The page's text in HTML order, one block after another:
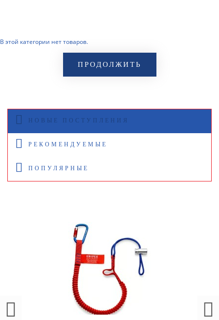
В этой категории нет товаров.
ПРОДОЛЖИТЬ
НОВЫЕ ПОСТУПЛЕНИЯ
РЕКОМЕНДУЕМЫЕ
ПОПУЛЯРНЫЕ